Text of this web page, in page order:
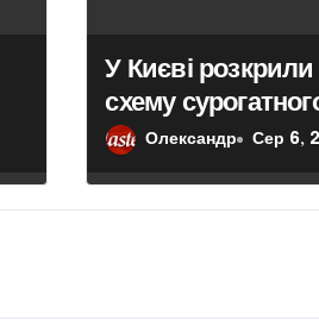
У Києві
схему
для іноземних
Олександр Сер 6,